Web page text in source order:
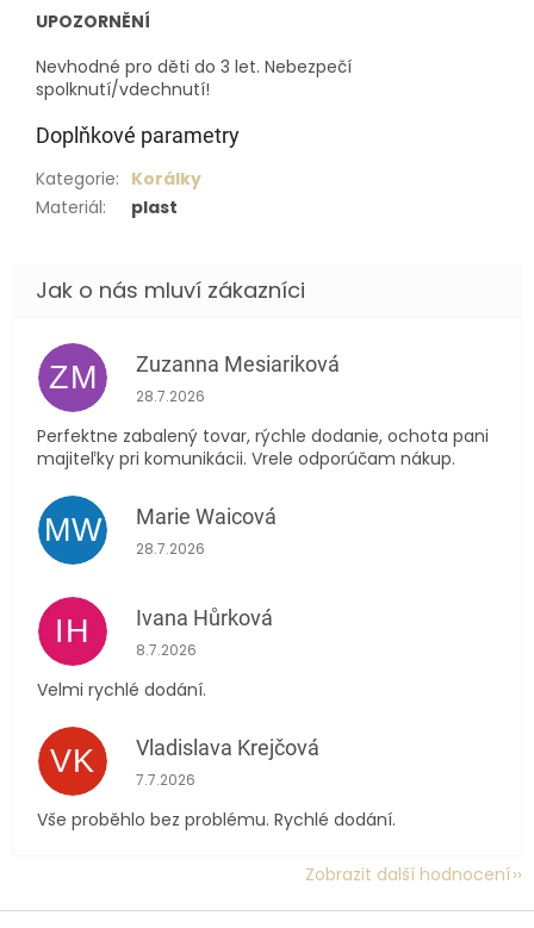
UPOZORNĚNÍ
Nevhodné pro děti do 3 let. Nebezpečí
spolknutí/vdechnutí!
Doplňkové parametry
Kategorie: Korálky
Materiál: plast
ZM Zuzanna Mesiariková
Hodnocení obchodu je 5 z 5 hvězdiček.
28.7.2026
Perfektne zabalený tovar, rýchle dodanie, ochota pani
majiteľky pri komunikácii. Vrele odporúčam nákup.
MW Marie Waicová
Hodnocení obchodu je 5 z 5 hvězdiček.
28.7.2026
IH Ivana Hůrková
Hodnocení obchodu je 5 z 5 hvězdiček.
8.7.2026
Velmi rychlé dodání.
VK Vladislava Krejčová
Hodnocení obchodu je 5 z 5 hvězdiček.
7.7.2026
Vše proběhlo bez problému. Rychlé dodání.
Zobrazit další hodnocení